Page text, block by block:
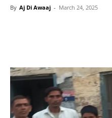
By Aj Di Awaaj - March 24, 2025